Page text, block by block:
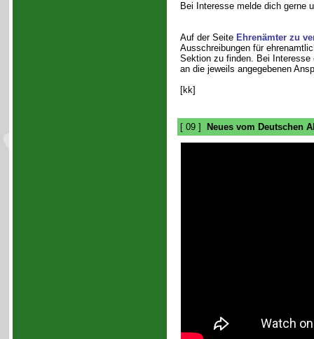
Bei Interesse melde dich gerne
Auf der Seite Ehrenämter zu
Ausschreibungen für
Sektion zu finden. Bei Interesse
an die jeweils angegebenen
[kk]
[ 09 ] Neues vom Deutschen